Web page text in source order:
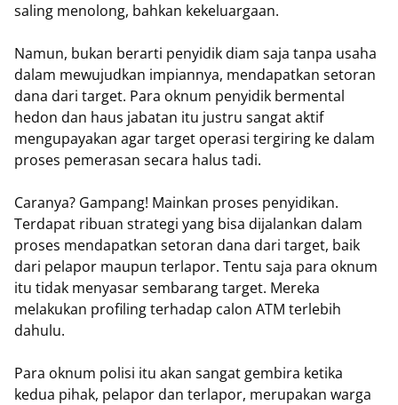
saling menolong, bahkan kekeluargaan.
Namun, bukan berarti penyidik diam saja tanpa usaha
dalam mewujudkan impiannya, mendapatkan setoran
dana dari target. Para oknum penyidik bermental
hedon dan haus jabatan itu justru sangat aktif
mengupayakan agar target operasi tergiring ke dalam
proses pemerasan secara halus tadi.
Caranya? Gampang! Mainkan proses penyidikan.
Terdapat ribuan strategi yang bisa dijalankan dalam
proses mendapatkan setoran dana dari target, baik
dari pelapor maupun terlapor. Tentu saja para oknum
itu tidak menyasar sembarang target. Mereka
melakukan profiling terhadap calon ATM terlebih
dahulu.
Para oknum polisi itu akan sangat gembira ketika
kedua pihak, pelapor dan terlapor, merupakan warga